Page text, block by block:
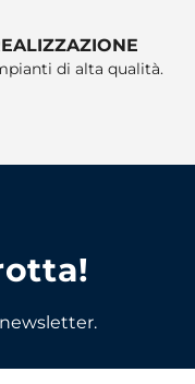
di alta qualità.